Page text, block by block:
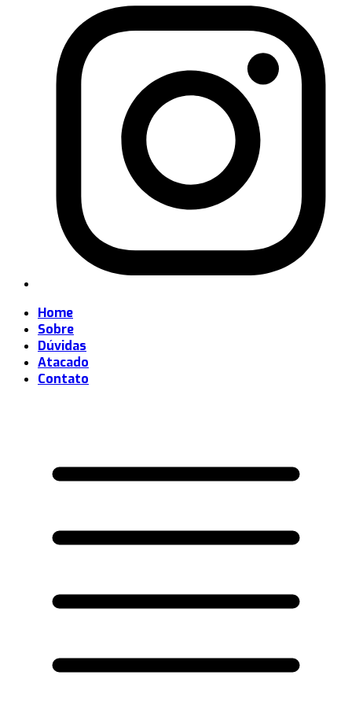
Home
Sobre
Dúvidas
Atacado
Contato